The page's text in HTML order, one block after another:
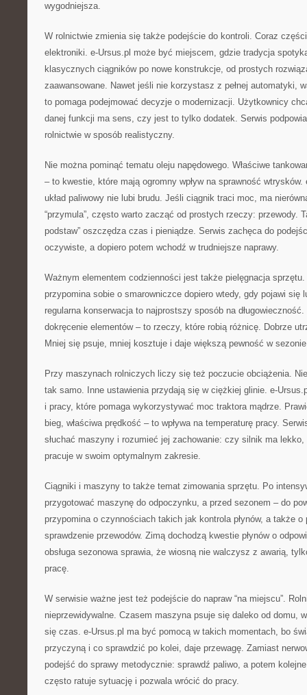
wygodniejsza.
W rolnictwie zmienia się także podejście do kontroli. Coraz
elektroniki. e-Ursus.pl może być miejscem, gdzie tradycja
klasycznych ciągników po nowe konstrukcje, od prostych
zaawansowane. Nawet jeśli nie korzystasz z pełnej automatyki,
to pomaga podejmować decyzje o modernizacji. Użytkownicy
danej funkcji ma sens, czy jest to tylko dodatek. Serwis
rolnictwie w sposób realistyczny.
Nie można pominąć tematu oleju napędowego. Właściwe
– to kwestie, które mają ogromny wpływ na sprawność
układ paliwowy nie lubi brudu. Jeśli ciągnik traci moc, ma
“przymula”, często warto zacząć od prostych rzeczy: przewody.
podstaw” oszczędza czas i pieniądze. Serwis zachęca do
oczywiste, a dopiero potem wchodź w trudniejsze naprawy.
Ważnym elementem codzienności jest także pielęgnacja
przypomina sobie o smarowniczce dopiero wtedy, gdy pojawi się
regularna konserwacja to najprostszy sposób na
dokręcenie elementów – to rzeczy, które robią różnicę. Dobrze
Mniej się psuje, mniej kosztuje i daje większą pewność w
Przy maszynach rolniczych liczy się też poczucie obciążenia.
tak samo. Inne ustawienia przydają się w ciężkiej glinie. e-
i pracy, które pomaga wykorzystywać moc traktora mądrze.
bieg, właściwa prędkość – to wpływa na temperaturę pracy.
słuchać maszyny i rozumieć jej zachowanie: czy silnik ma lekko,
pracuje w swoim optymalnym zakresie.
Ciągniki i maszyny to także temat zimowania sprzętu. Po
przygotować maszynę do odpoczynku, a przed sezonem – do
przypomina o czynnościach takich jak kontrola płynów, a także
sprawdzenie przewodów. Zimą dochodzą kwestie płynów o
obsługa sezonowa sprawia, że wiosną nie walczysz z awarią,
pracę.
W serwisie ważne jest też podejście do napraw “na miejscu”.
nieprzewidywalne. Czasem maszyna psuje się daleko od domu,
się czas. e-Ursus.pl ma być pomocą w takich momentach, bo
przyczyną i co sprawdzić po kolei, daje przewagę. Zamiast
podejść do sprawy metodycznie: sprawdź paliwo, a potem
często ratuje sytuację i pozwala wrócić do pracy.